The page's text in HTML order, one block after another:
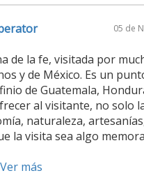
05 de
de la fe, visitada por
y de México. Es un
de Guatemala,
al visitante, no solo
naturaleza,
la visita sea algo
Ver más